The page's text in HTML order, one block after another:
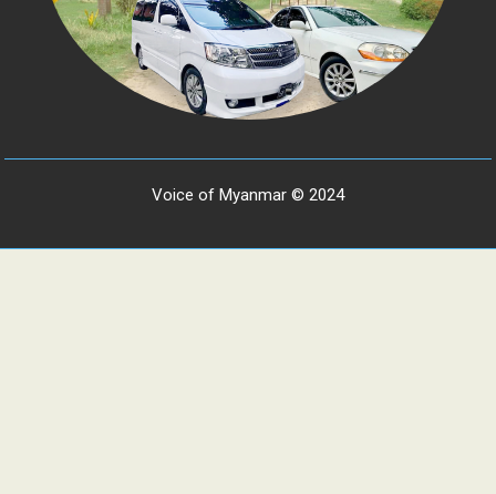
Voice of Myanmar © 2024